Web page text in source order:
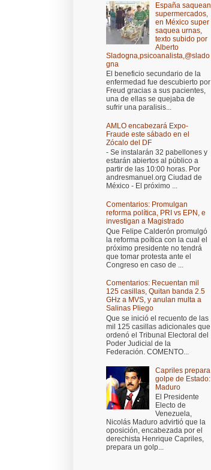
España saquean
supermercados,
en México super
saquea urnas,
texto subido por
Alberto
Sladogna,psicoanalista,@slado
gna
El beneficio secundario de la
enfermedad fue descubierto por
Freud gracias a sus pacientes,
una de ellas se quejaba de
sufrir una paralisis...
AMLO encabezará Expo-
Fraude este sábado en el
Zócalo del DF
- Se instalarán 32 pabellones y
estarán abiertos al público a
partir de las 10:00 horas. Por
andresmanuel.org Ciudad de
México - El próximo ...
Comentarios: Promulgan
reforma política, PRI vs EPN, e
investigan a Magistrado
Que Felipe Calderón promulgó
la reforma poítica con la cual el
próximo presidente no tendrá
que tomar protesta ante el
Congreso en caso de ...
Comentarios: Recuentan mil
125 casillas, Quitan banda 2.5
GHz a MVS, y anulan multa a
Salinas Pliego
Que se inició el recuento de las
mil 125 casillas adicionales que
ordenó el Tribunal Electoral del
Poder Judicial de la
Federación. COMENTO...
Capriles prepara
golpe de Estado:
Maduro
El Presidente
Electo de
Venezuela,
Nicolás Maduro advirtió que la
oposición, encabezada por el
derechista Henrique Capriles,
prepara un golp...